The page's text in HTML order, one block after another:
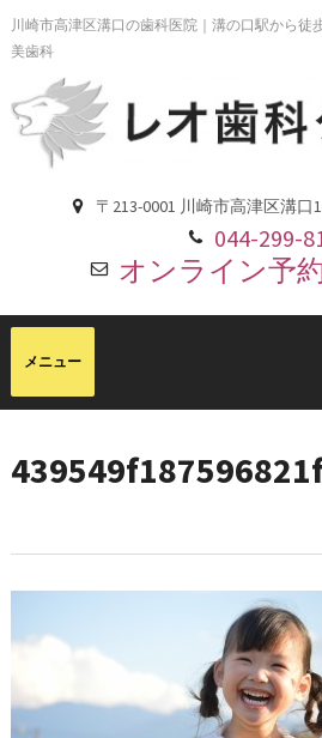
川崎市高津区溝口の歯科医院｜溝の口駅から徒
美歯科
〒213-0001 川崎市高津区溝口
044-299-
オンライン予